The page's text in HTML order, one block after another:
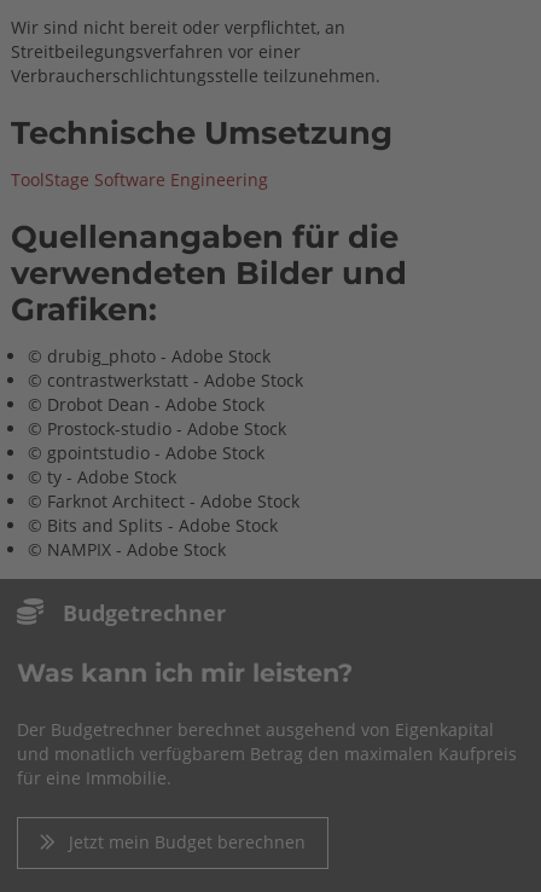
Wir sind nicht bereit oder verpflichtet, an
Streitbeilegungsverfahren vor einer
Verbraucherschlichtungsstelle teilzunehmen.
Technische Umsetzung
ToolStage Software Engineering
Quellenangaben für die
verwendeten Bilder und
Grafiken:
© drubig_photo - Adobe Stock
© contrastwerkstatt - Adobe Stock
© Drobot Dean - Adobe Stock
© Prostock-studio - Adobe Stock
© gpointstudio - Adobe Stock
© ty - Adobe Stock
© Farknot Architect - Adobe Stock
© Bits and Splits - Adobe Stock
© NAMPIX - Adobe Stock
Budgetrechner
Was kann ich mir leisten?
Der Budgetrechner berechnet ausgehend von Eigenkapital
und monatlich verfügbarem Betrag den maximalen Kaufpreis
für eine Immobilie.
Jetzt mein Budget berechnen